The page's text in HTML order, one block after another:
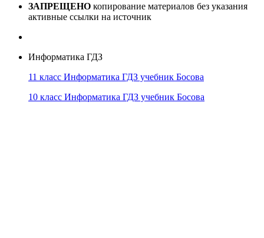
ЗАПРЕЩЕНО копирование материалов без указания
активные ссылки на источник
Информатика ГДЗ
11 класс Информатика ГДЗ учебник Босова
10 класс Информатика ГДЗ учебник Босова